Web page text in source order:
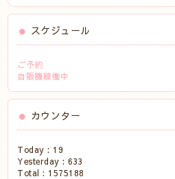
スケジュール
ご予約
自販機稼働中
カウンター
Today : 19
Yesterday :633
Total : 1575188